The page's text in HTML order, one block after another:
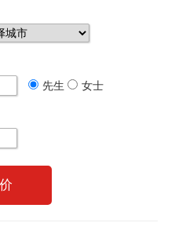
先生
女士